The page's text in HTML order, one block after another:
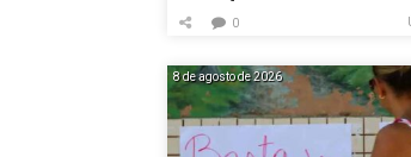
0
8 de agosto de 2026